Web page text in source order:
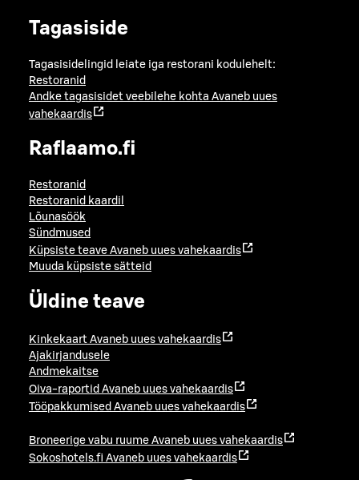
Tagasiside
Tagasisidelingid leiate iga restorani kodulehelt:
Restoranid
Andke tagasisidet veebilehe kohta Avaneb uues
vahekaardis
Raflaamo.fi
Restoranid
Restoranid kaardil
Lõunasöök
Sündmused
Küpsiste teave Avaneb uues vahekaardis
Muuda küpsiste sätteid
Üldine teave
Kinkekaart Avaneb uues vahekaardis
Ajakirjandusele
Andmekaitse
Oiva-raportid Avaneb uues vahekaardis
Tööpakkumised Avaneb uues vahekaardis
Broneerige vabu ruume Avaneb uues vahekaardis
Sokoshotels.fi Avaneb uues vahekaardis